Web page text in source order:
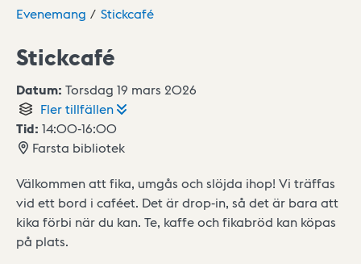
Evenemang Stickcafé
Stickcafé
Datum: Torsdag 19 mars 2026
Flertillfällen
Tid: 14:00-16:00
Farsta bibliotek
Välkommen att fika, umgås och slöjda ihop! Vi träffas
vid ett bord i caféet. Det är drop-in, så det är bara att
kika förbi när du kan. Te, kaffe och fikabröd kan köpas
på plats.